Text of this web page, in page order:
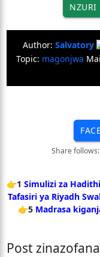
NZURI
Author: Salvatory
Topic: magonjwa
Share follows:
👉1 Simulizi za
Tafasiri ya Riyadh
👉5 Madrasa
Post